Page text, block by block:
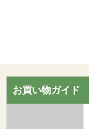
お買い物ガイド